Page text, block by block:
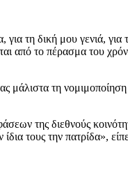
τη δική μου γενιά, για
από το πέρασμα του
μάλιστα τη
της διεθνούς
τους την πατρίδα»,